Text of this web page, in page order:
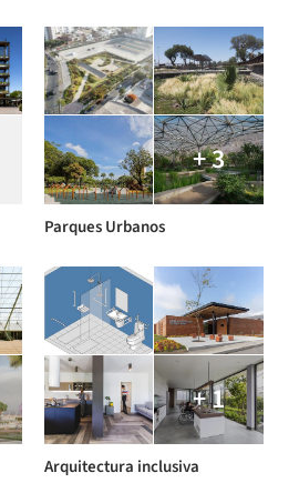
+ 3
Parques Urbanos
+ 1
Arquitectura inclusiva